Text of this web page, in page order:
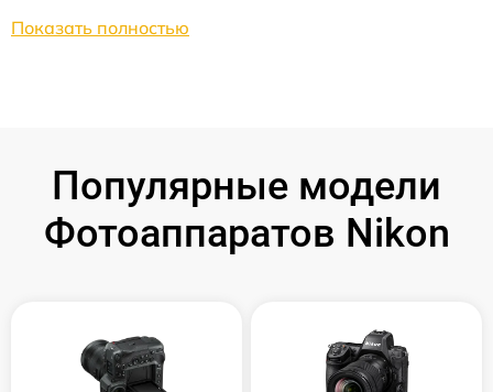
Показать полностью
Популярные модели
Фотоаппаратов Nikon